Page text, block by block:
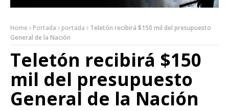
Home Portada portada
Teletón recibirá $150 mil del presupuesto
General de la Nación
Teletón recibirá $150
mil del presupuesto
General de la Nación